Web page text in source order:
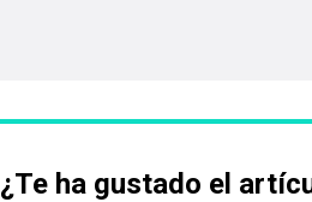
¿Te ha gustado el